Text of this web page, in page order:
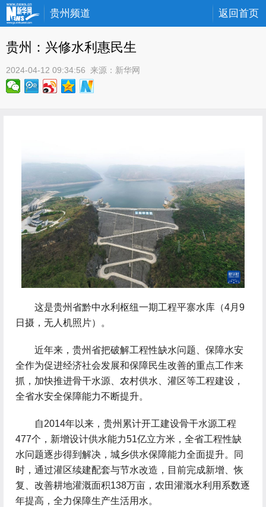
贵州频道 返回首页
贵州：兴修水利惠民生
2024-04-12 09:34:56 来源： 新华网
这是贵州省黔中水利枢纽一期工程平寨水库（4月9
日摄，无人机照片）。
近年来，贵州省把破解工程性缺水问题、保障水安
全作为促进经济社会发展和保障民生改善的重点工作来
抓，加快推进骨干水源、农村供水、灌区等工程建设，
全省水安全保障能力不断提升。
自2014年以来，贵州累计开工建设骨干水源工程
477个，新增设计供水能力51亿立方米，全省工程性缺
水问题逐步得到解决，城乡供水保障能力全面提升。同
时，通过灌区续建配套与节水改造，目前完成新增、恢
复、改善耕地灌溉面积138万亩，农田灌溉水利用系数逐
年提高，全力保障生产生活用水。